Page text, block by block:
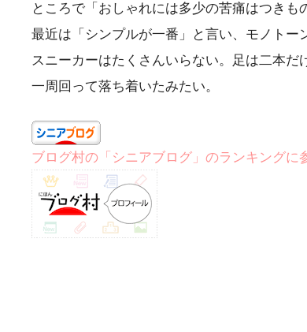
ところで「おしゃれには多少の苦痛はつき
最近は「シンプルが一番」と言い、モノト
スニーカーはたくさんいらない。足は二本だ
一周回って落ち着いたみたい。
ブログ村の「シニアブログ」のランキングに